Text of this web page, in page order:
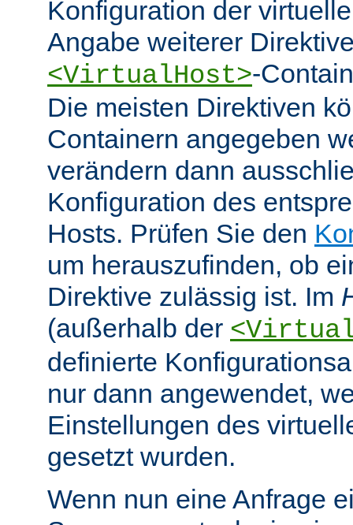
Konfiguration der
Angabe weiterer
<VirtualHost>-
Die meisten Direktiven
Containern angegeben
verändern dann
Konfiguration des
Hosts. Prüfen Sie den
um herauszufinden, ob
Direktive zulässig ist. Im
(außerhalb der
definierte
nur dann angewendet,
Einstellungen des
gesetzt wurden.
Wenn nun eine Anfrage